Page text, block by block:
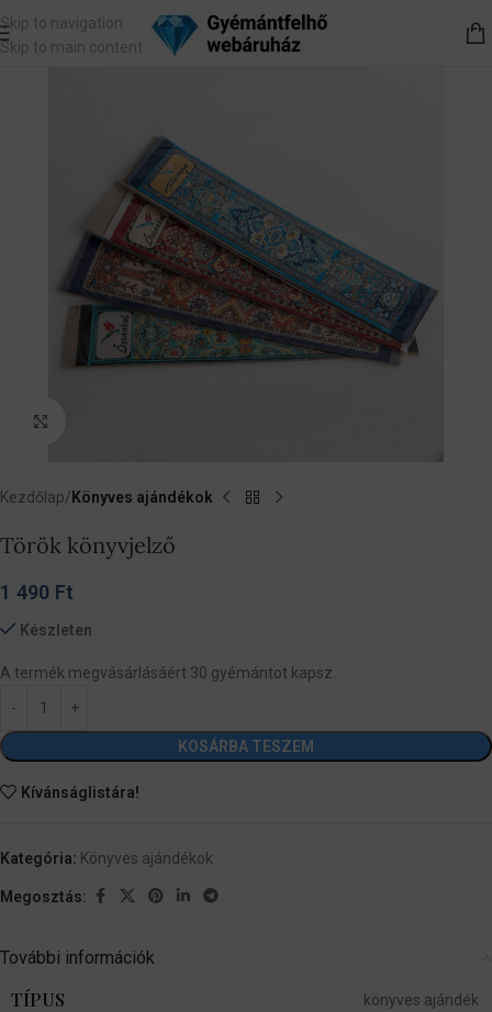
Skip to navigation
Skip to main content
Kezdőlap Könyves ajándékok
Török könyvjelző
1 490 Ft
Készleten
A termék megvásárlásáért 30 gyémántot kapsz.
KOSÁRBA TESZEM
Kívánságlistára!
Kategória: Könyves ajándékok
Megosztás:
További információk
TÍPUS könyves ajándék